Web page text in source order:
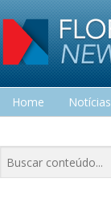
Home Notícias